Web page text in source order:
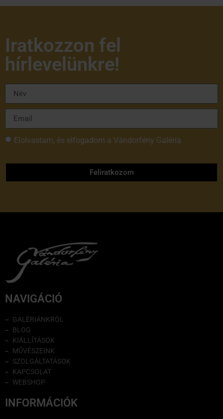
Iratkozzon fel
hírlevelünkre!
Elolvastam, és elfogadom a Vándorfény Galéria
Feliratkozom
NAVIGÁCIÓ
GALÉRIÁNKRÓL
BLOG
KIÁLLÍTÁSOK
MŰVÉSZEINK
SZOLGÁLTATÁSOK
KAPCSOLAT
WEBSHOP
INFORMÁCIÓK